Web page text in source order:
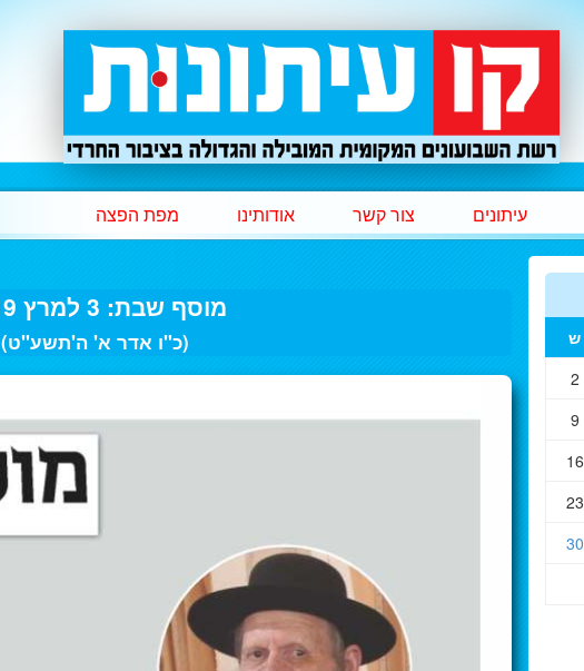
מפת הפצה אודותינו צור קשר עיתונים
מוסף שבת: 3 למרץ 2019
(כ"ו אדר א' ה'תשע"ט)
ש
2
9
16
23
30